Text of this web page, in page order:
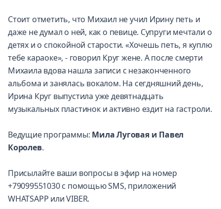
Стоит отметить, что Михаил не учил Ирину петь и
даже не думал о ней, как о певице. Супруги мечтали о
детях и о спокойной старости. «Хочешь петь, я куплю
тебе караоке», - говорил Круг жене. А после смерти
Михаила вдова нашла записи с незаконченного
альбома и занялась вокалом. На сегдняшний день,
Ирина Круг выпустила уже девятнадцать
музыкальных пластинок и активно ездит на гастроли.
Ведущие программы: Мила Луговая и Павел
Королев.
Присылайте ваши вопросы в эфир на номер
+79099551030 с помощью SMS, приложений
WHATSAPP или VIBER.